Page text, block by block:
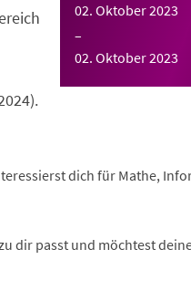
02. Oktober 2023
–
02. Oktober 2023
dich für Mathe,
dir passt und möchtest